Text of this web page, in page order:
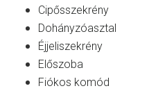
Cipősszekrény
Dohányzóasztal
Éjjeliszekrény
Előszoba
Fiókos komód